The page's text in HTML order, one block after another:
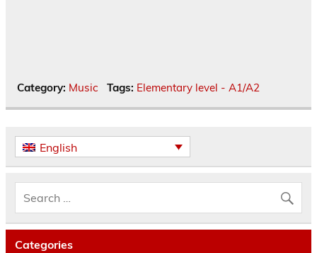
Category: Music Tags: Elementary level - A1/A2
English
Categories